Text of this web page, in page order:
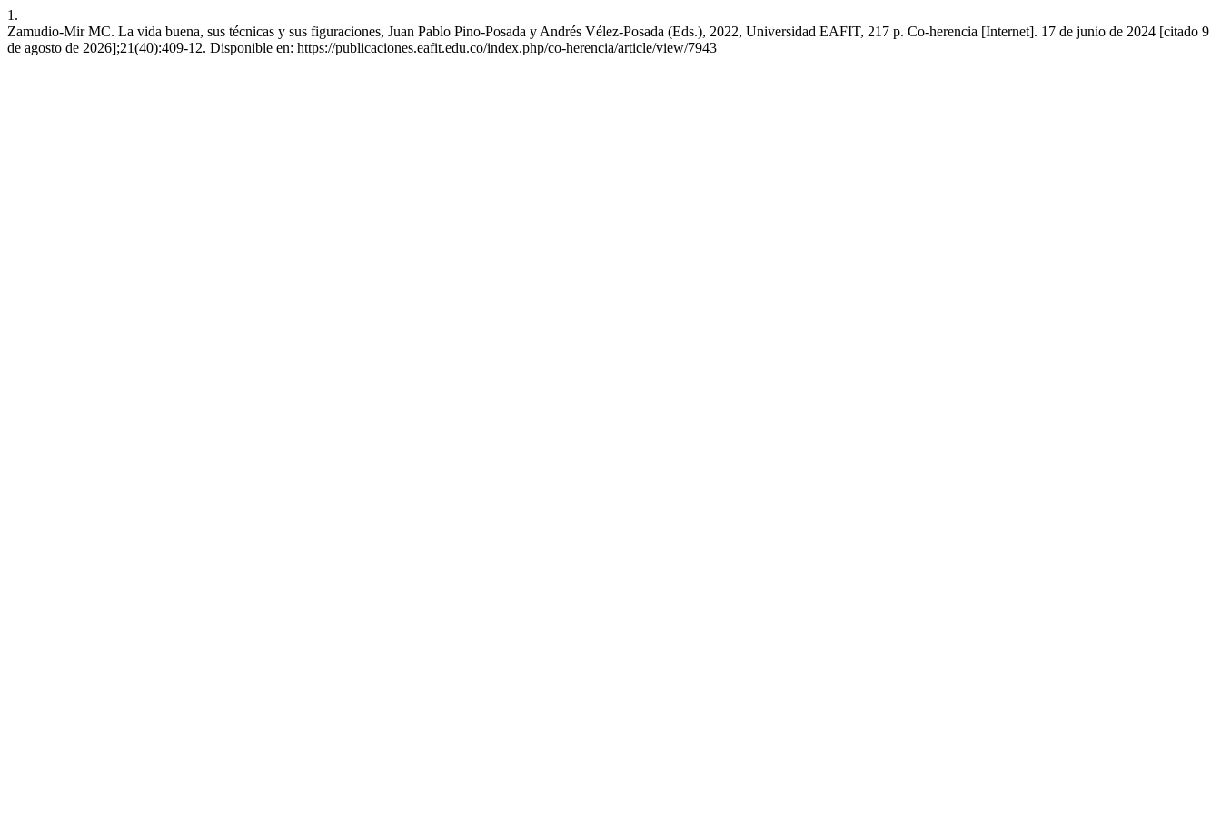
1.
Zamudio-Mir MC. La vida buena, sus técnicas y sus figuraciones, Juan Pablo Pino-Posada y Andrés Vélez-Posada (Eds.), 2022, Universidad EAFIT, 217 p. Co-herencia [Internet]. 17 de junio de 2024 [citado 9
de agosto de 2026];21(40):409-12. Disponible en: https://publicaciones.eafit.edu.co/index.php/co-herencia/article/view/7943